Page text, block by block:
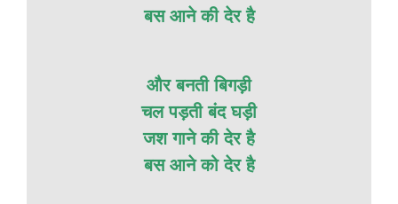
बस आने की देर है
और बनती बिगड़ी
चल पड़ती बंद घड़ी
जश गाने की देर है
बस आने को देर है